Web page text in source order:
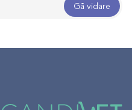
Gå vidare